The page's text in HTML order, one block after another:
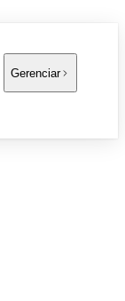
Gerenciar